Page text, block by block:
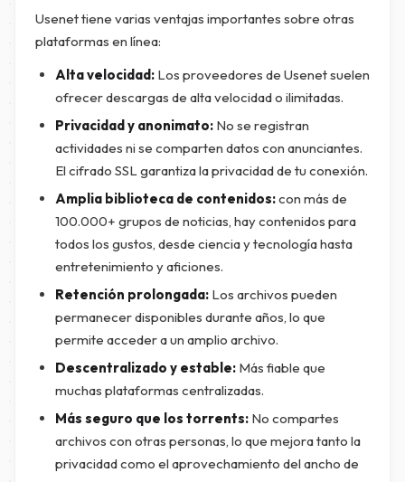
Usenet tiene varias ventajas importantes sobre otras
plataformas en línea:
Alta velocidad: Los proveedores de Usenet suelen
ofrecer descargas de alta velocidad o ilimitadas.
Privacidad y anonimato: No se registran
actividades ni se comparten datos con anunciantes.
El cifrado SSL garantiza la privacidad de tu conexión.
Amplia biblioteca de contenidos:con más de
100.000+ grupos de noticias, hay contenidos para
todos los gustos, desde ciencia y tecnología hasta
entretenimiento y aficiones.
Retención prolongada: Los archivos pueden
permanecer disponibles durante años, lo que
permite acceder a un amplio archivo.
Descentralizado y estable: Más fiable que
muchas plataformas centralizadas.
Más seguro que los torrents: No compartes
archivos con otras personas, lo que mejora tanto la
privacidad como el aprovechamiento del ancho de